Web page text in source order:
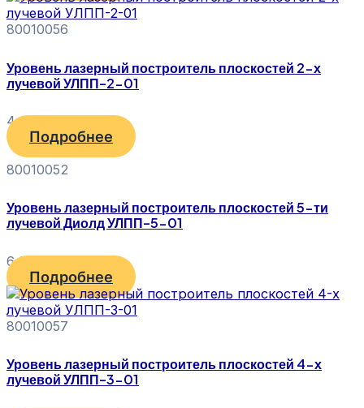
80010056
Уровень лазерный построитель плоскостей 2-х
лучевой УЛПП-2-01
4 940₽
Подробнее
80010052
Уровень лазерный построитель плоскостей 5-ти
лучевой Диолд УЛПП-5-01
6 370₽
Подробнее
80010057
Уровень лазерный построитель плоскостей 4-х
лучевой УЛПП-3-01